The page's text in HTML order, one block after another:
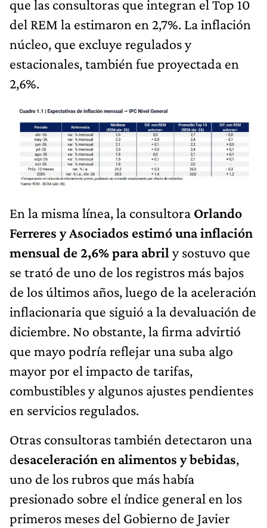
que las consultoras que integran el Top 10
del REM la estimaron en 2,7%. La inflación
núcleo, que excluye regulados y
estacionales, también fue proyectada en
2,6%.
En la misma línea, la consultora Orlando
Ferreres y Asociados estimó una inflación
mensual de 2,6% para abril y sostuvo que
se trató de uno de los registros más bajos
de los últimos años, luego de la aceleración
inflacionaria que siguió a la devaluación de
diciembre. No obstante, la firma advirtió
que mayo podría reflejar una suba algo
mayor por el impacto de tarifas,
combustibles y algunos ajustes pendientes
en servicios regulados.
Otras consultoras también detectaron una
desaceleración en alimentos y bebidas,
uno de los rubros que más había
presionado sobre el índice general en los
primeros meses del Gobierno de Javier